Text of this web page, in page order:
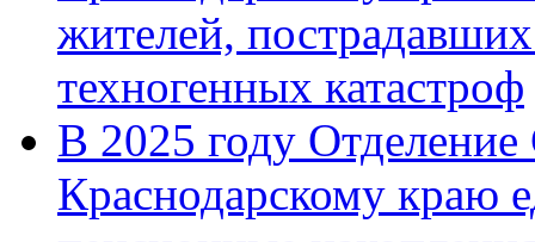
жителей,
техногенных катастроф
В 2025 году
Краснодарскому краю